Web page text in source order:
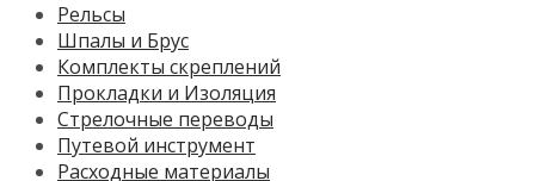
Рельсы
Шпалы и Брус
Комплекты скреплений
Прокладки и Изоляция
Стрелочные переводы
Путевой инструмент
Расходные материалы